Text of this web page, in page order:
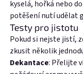
kyselá, hořká nebo
potěšení nutí udělat
Testy pro jistotu
Pokud si nejste jistí,
zkusit několik
Dekantace: Přelijte